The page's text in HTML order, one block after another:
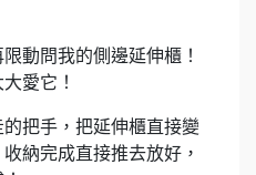
動問我的側邊延伸櫃！
愛它！
把手，把延伸櫃直接變
納完成直接推去放好，